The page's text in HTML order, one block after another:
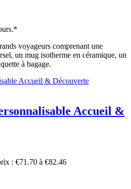
voyageurs comprenant une
un mug isotherme en céramique, un
à bagage.
Accueil &
: €71.70 à €82.46